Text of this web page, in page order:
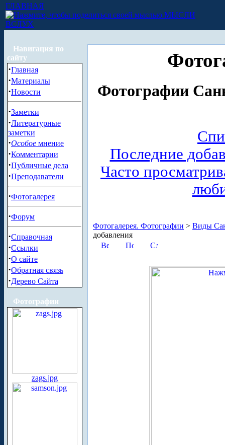
ГЛАВНАЯ
МЫСЛИ
ВСЛУХ
Навигация по
сайту
·Главная
·Материалы
·Новости
·Заметки
·Литературные
заметки
·Особое мнение
·Комментарии
·Публичные дела
·Преподаватели
·Фотогалерея
·Форум
·Справочная
·Ссылки
·О сайте
·Обратная связь
·Дерево Сайта
Фотографии
zags.jpg
Фотографии
Последние
Часто
Фотогалерея. Фотографии > Виды
добавления